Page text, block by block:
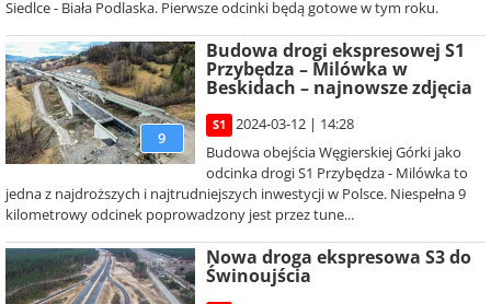
Siedlce - Biała Podlaska. Pierwsze odcinki będą gotowe w tym roku.
9
Budowa drogi ekspresowej S1
Przybędza – Milówka w
Beskidach – najnowsze zdjęcia
S1
2024-03-12 | 14:28
Budowa obejścia Węgierskiej Górki jako
odcinka drogi S1 Przybędza - Milówka to
jedna z najdroższych i najtrudniejszych inwestycji w Polsce. Niespełna 9
kilometrowy odcinek poprowadzony jest przez tune...
Nowa droga ekspresowa S3 do
Świnoujścia